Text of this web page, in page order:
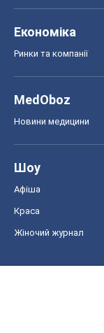
Економіка
Ринки та компанії
MedOboz
Новини медицини
Шоу
Афіша
Краса
Жіночий журнал